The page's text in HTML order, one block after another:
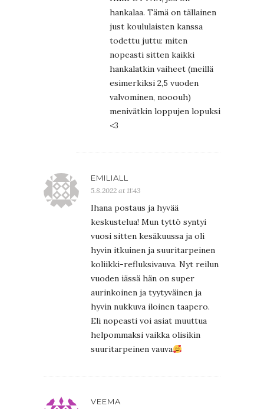
hankalaa. Tämä on tällainen
just koululaisten kanssa
todettu juttu: miten
nopeasti sitten kaikki
hankalatkin vaiheet (meillä
esimerkiksi 2,5 vuoden
valvominen, nooouh)
menivätkin loppujen lopuksi
<3
EMILIALL
5.8.2022 at 11:43
Ihana postaus ja hyvää
keskustelua! Mun tyttö syntyi
vuosi sitten kesäkuussa ja oli
hyvin itkuinen ja suuritarpeinen
koliikki-refluksivauva. Nyt reilun
vuoden iässä hän on super
aurinkoinen ja tyytyväinen ja
hyvin nukkuva iloinen taapero.
Eli nopeasti voi asiat muuttua
helpommaksi vaikka olisikin
suuritarpeinen vauva
VEEMA